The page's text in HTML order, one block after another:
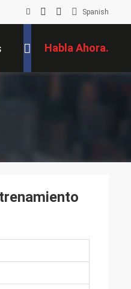
Spanish
Habla Ahora.